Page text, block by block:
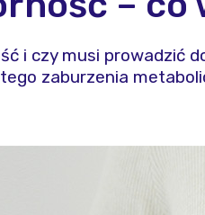
i czy musi prowadzić
zaburzenia